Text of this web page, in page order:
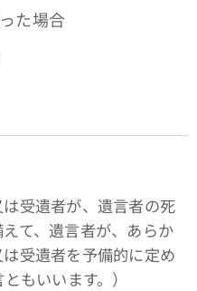
た場合
受遺者が、遺言者の死
て、遺言者が、あらか
受遺者を予備的に定め
もいいます。）